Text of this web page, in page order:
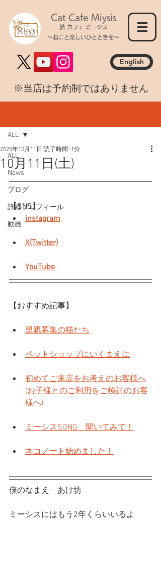
Cat Cafe Miysis
猫 カフェ ミーシス
～ねこと楽しいひとときを～
English
​※当店は予約制ではありません
ALL
News
ブログ
詳細プロフィール
動画
ALL
10月11日(土)
2025年10月11日 読了時間: 1分
【SNS】
instagram
X(Twitter)
YouTube
【おすすめ記事】
里親募集の猫たち
ペットショップにいくまえに
初めてご来店をお考えのお客様へ
(お子様とのご利用をご検討のお客
様へ)
ミーシスSONG　聞いてみて！
ネコノート始めました！
僕のなまえ　あけ坊
ミーシスにはもう2年くらいいるよ